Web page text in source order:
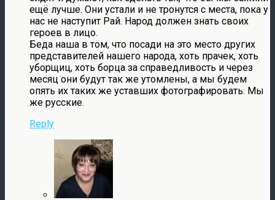
ещё лучше. Они устали и не тронутся с места, пока у
нас не наступит Рай. Народ должен знать своих
героев в лицо.
Беда наша в том, что посади на это место других
представителей нашего народа, хоть прачек, хоть
уборщиц, хоть борца за справедливость и через
месяц они будут так же утомлены, а мы будем
опять их таких же уставших фотографировать. Мы
же русские.
Reply